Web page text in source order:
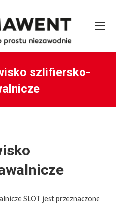
szlifiersko-
SLOT jest przeznaczone